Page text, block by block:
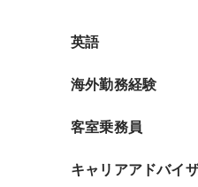
英語
海外勤務経験
客室乗務員
キャリアアドバイ